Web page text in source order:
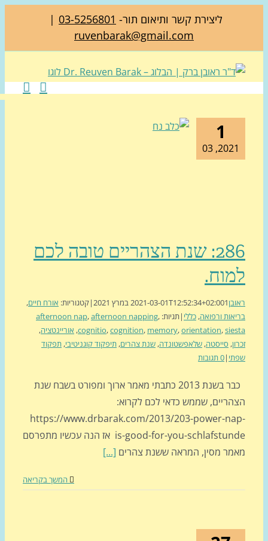
ליצירת קשר ותיאום תור-03-5256801
|
ruvenbarak@gmail.com
286: שנת הצהריים טובה לכם
2021-03-01T12:52:34+02:00
|קטגוריות:אורח חיים ,
ורפואה,כללי|תגיות: afternoon nap,afternoon napping,
cognitio,cognition,memory,orientation
,אוריינטציה,
סייסטה,שלאפשטונדה,שנת צהרים,תיפקוד קוגניטיבי,תפקוד
כבר בשנת 2013 כתבתי מאמר ארוך ומפורט בשבח שנת
שממש כדאי לכם לקרוא:
https://www.drbarak.com/2013/203-power-
is-good-for-you-schlafstunde אז הנה עכשיו מתפרסם
מסין, המראה ששנת צהרים[...]
המשך בקריאה